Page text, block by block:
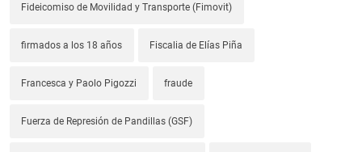
Fideicomiso de Movilidad y Transporte (Fimovit)
firmados a los 18 años Fiscalia de Elías Piña
Francesca y Paolo Pigozzi fraude
Fuerza de Represión de Pandillas (GSF)